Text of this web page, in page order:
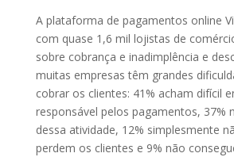
A plataforma de pagamentos online
com quase 1,6 mil lojistas de
sobre cobrança e inadimplência e
muitas empresas têm grandes
cobrar os clientes: 41% acham difícil
responsável pelos pagamentos, 37%
dessa atividade, 12% simplesmente
perdem os clientes e 9% não